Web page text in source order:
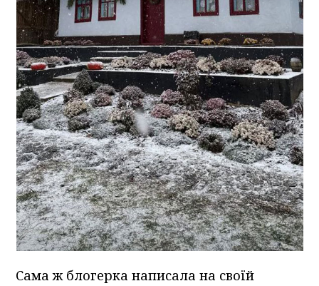
Сама ж блогерка написала на своїй